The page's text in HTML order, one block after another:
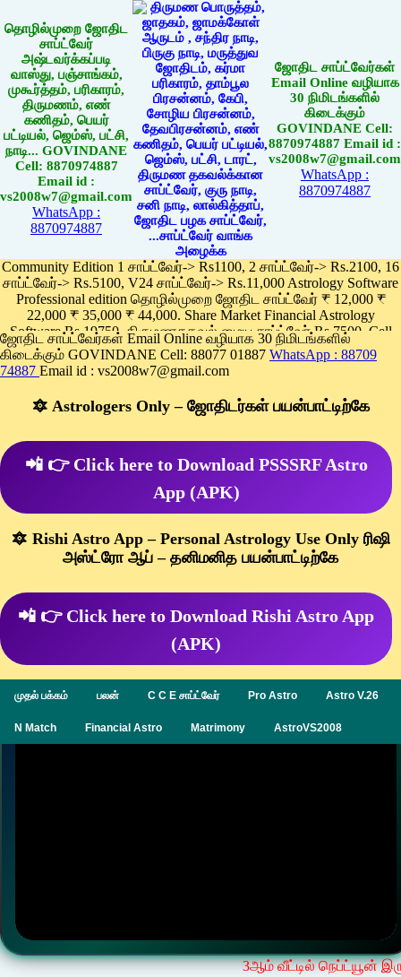
தொழில்முறை ஜோதிட
சாப்ட்வேர்
அஷ்டவர்க்கப்படி
வாஸ்து, பஞ்சாங்கம்,
முகூர்த்தம், பரிகாரம்,
திருமணம், எண்
கணிதம், பெயர்
பட்டியல், ஜெம்ஸ், பட்சி,
நாடி... GOVINDANE
Cell: 8870974887
Email id :
vs2008w7@gmail.com
WhatsApp :
8870974887
ஜோதிட சாப்ட்வேர்கள்
Email Online வழியாக
30 நிமிடங்களில்
கிடைக்கும்
GOVINDANE Cell:
8870974887 Email id :
vs2008w7@gmail.com
WhatsApp :
8870974887
Community Edition 1 சாப்ட்வேர்-> Rs1100, 2 சாப்ட்வேர்-> Rs.2100, 16
சாப்ட்வேர்-> Rs.5100, V24 சாப்ட்வேர்-> Rs.11,000 Astrology Software
Professional edition தொழில்முறை ஜோதிட சாப்ட்வேர் ₹ 12,000 ₹
22,000 ₹ 35,000 ₹ 44,000. Share Market Financial Astrology
Software Rs.19750, திருமணதகவல் மைய சாப்ட்வேர் Rs.7500, Cell
Phone App Rs. 1100
Pay online
ஜோதிட சாப்ட்வேர்கள் Email Online வழியாக 30 நிமிடங்களில்
கிடைக்கும் GOVINDANE Cell: 88077 01887 WhatsApp : 88709
74887 Email id : vs2008w7@gmail.com
🔯 Astrologers Only – ஜோதிடர்கள் பயன்பாட்டிற்கே
📲 👉 Click here to Download PSSSRF Astro
App (APK)
🔯 Rishi Astro App – Personal Astrology Use Only ரிஷி
அஸ்ட்ரோ ஆப் – தனிமனித பயன்பாட்டிற்கே
📲 👉 Click here to Download Rishi Astro App
(APK)
முதல் பக்கம் பலன் C C E சாப்ட்வேர் Pro Astro Astro V.26
N Match Financial Astro Matrimony AstroVS2008
3ஆம் வீட்டில் நெப்ட்யூன்